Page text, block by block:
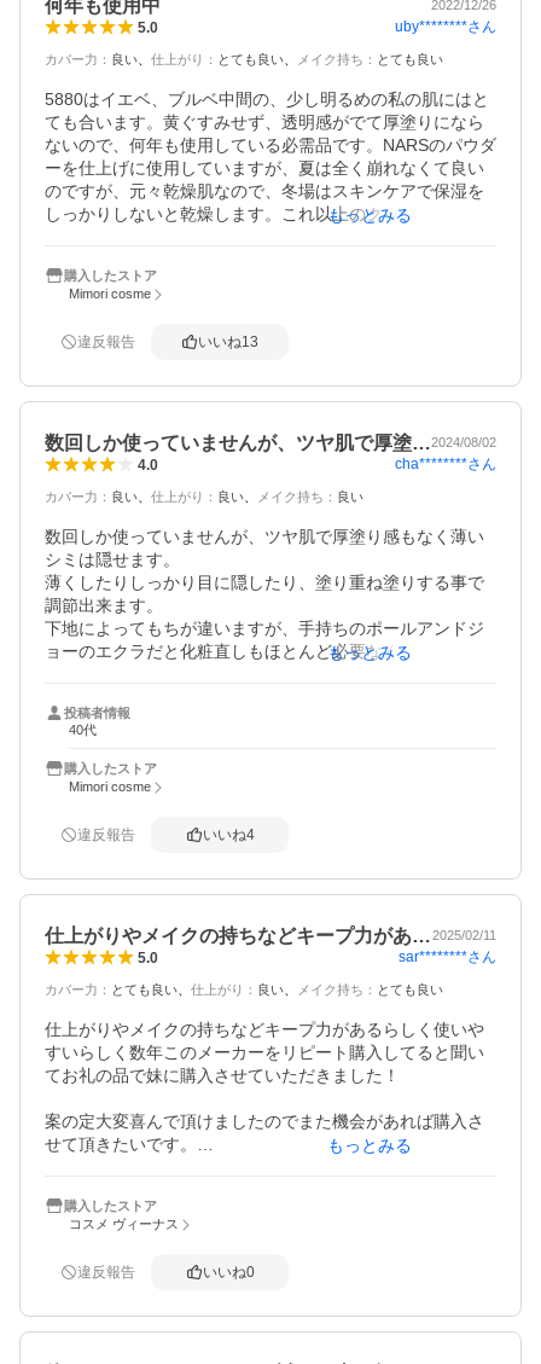
何年も使用中 2022/12/26
5.0 uby********さん
カバー力 ： 良い 仕上がり ： とても良い メイク持ち ： とても良い
5880はイエベ、ブルベ中間の、少し明るめの私の肌にはと
ても合います。黄ぐすみせず、透明感がでて厚塗りになら
ないので、何年も使用している必需品です。NARSのパウダ
ーを仕上げに使用していますが、夏は全く崩れなくて良い
のですが、元々乾燥肌なので、冬場はスキンケアで保湿を
しっかりしないと乾燥します。これ以上のクッションファ
もっとみる
購入したストア
Mimori cosme
違反報告 いいね13
数回しか使っていませんが、ツヤ肌で厚塗…2024/08/02
4.0 cha********さん
カバー力 ： 良い 仕上がり ： 良い メイク持ち ： 良い
数回しか使っていませんが、ツヤ肌で厚塗り感もなく薄い
シミは隠せます。
薄くしたりしっかり目に隠したり、塗り重ね塗りする事で
調節出来ます。
下地によってもちが違いますが、手持ちのポールアンドジ
ョーのエクラだと化粧直しもほとんど必要なく夕方まで綺
が、全くなくもないです。
しばらく使ってみようと思います。
もっとみる
投稿者情報
40代
購入したストア
Mimori cosme
違反報告 いいね4
仕上がりやメイクの持ちなどキープ力があ…2025/02/11
5.0 sar********さん
カバー力 ： とても良い 仕上がり ： 良い メイク持ち ： とても良い
仕上がりやメイクの持ちなどキープ力があるらしく使いや
すいらしく数年このメーカーをリピート購入してると聞い
てお礼の品で妹に購入させていただきました！
案の定大変喜んで頂けましたのでまた機会があれば購入さ
せて頂きたいです。
です！
もっとみる
購入したストア
コスメ ヴィーナス
違反報告 いいね0